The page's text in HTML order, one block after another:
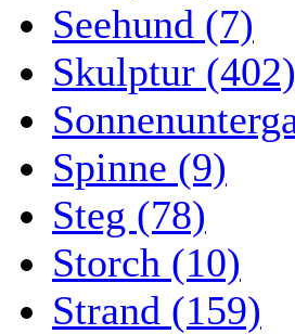
Seehund (7)
Skulptur (402)
Spinne (9)
Steg (78)
Storch (10)
Strand (159)